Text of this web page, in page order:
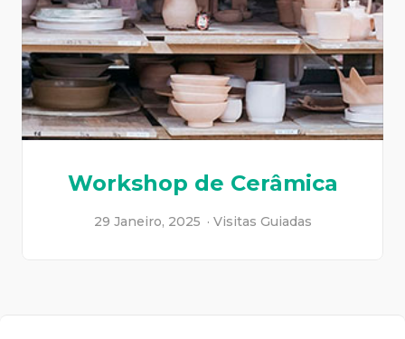
Workshop de Cerâmica
29 Janeiro, 2025 Visitas Guiadas